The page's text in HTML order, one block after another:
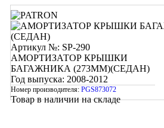
Артикул №: SP-290
АМОРТИЗАТОР КРЫШКИ
БАГАЖНИКА (273ММ)(СЕДАН)
Год выпуска: 2008-2012
Номер производителя: PGS873072
Товар в наличии на складе